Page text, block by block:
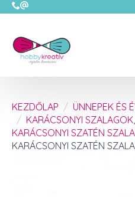
KEZDŐLAP ÜNNEPEK ÉS
KARÁCSONYI
KARÁCSONYI SZATÉN
KARÁCSONYI SZATÉN